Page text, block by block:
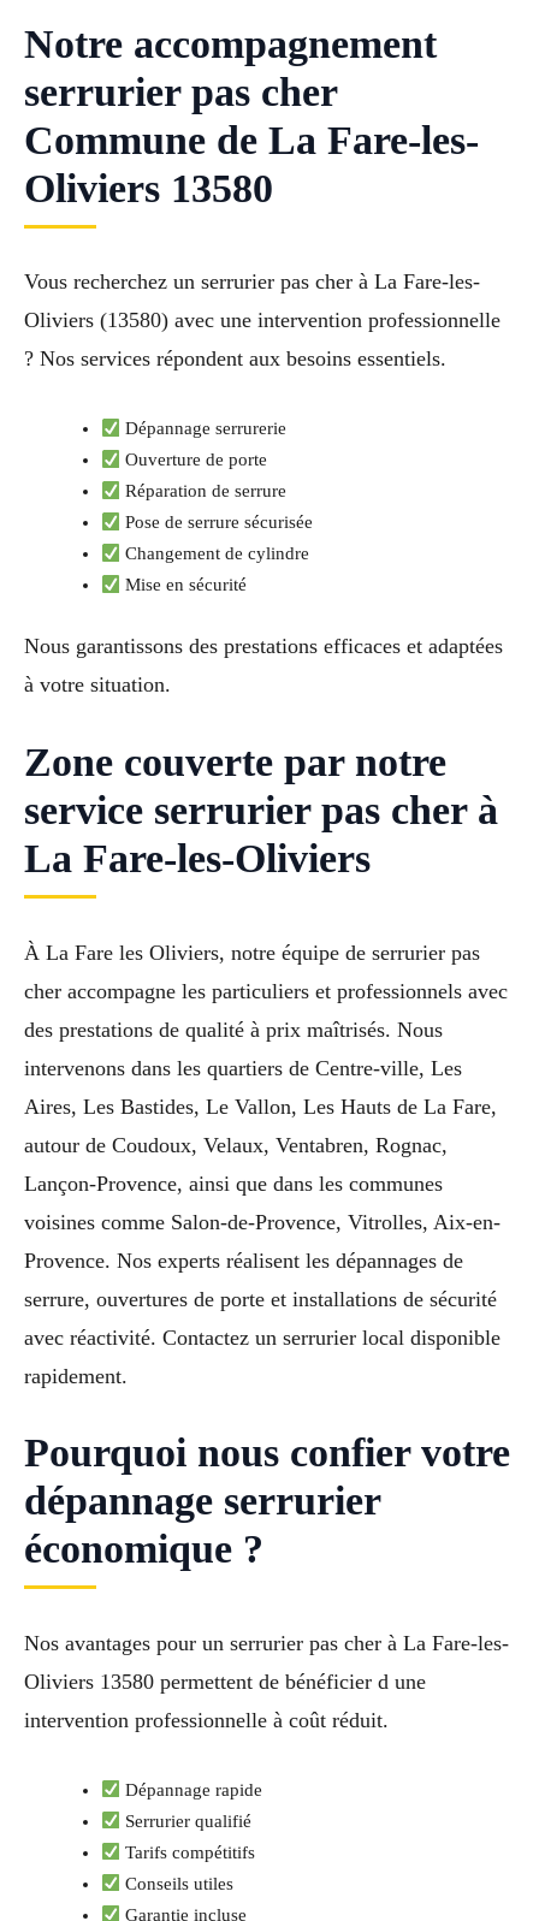
Notre accompagnement
serrurier pas cher
Commune de La Fare-les-
Oliviers 13580
Vous recherchez un serrurier pas cher à La Fare-les-
Oliviers (13580) avec une intervention professionnelle
? Nos services répondent aux besoins essentiels.
Dépannage serrurerie
Ouverture de porte
Réparation de serrure
Pose de serrure sécurisée
Changement de cylindre
Mise en sécurité
Nous garantissons des prestations efficaces et adaptées
à votre situation.
Zone couverte par notre
service serrurier pas cher à
La Fare-les-Oliviers
À La Fare les Oliviers, notre équipe de serrurier pas
cher accompagne les particuliers et professionnels avec
des prestations de qualité à prix maîtrisés. Nous
intervenons dans les quartiers de Centre-ville, Les
Aires, Les Bastides, Le Vallon, Les Hauts de La Fare,
autour de Coudoux, Velaux, Ventabren, Rognac,
Lançon-Provence, ainsi que dans les communes
voisines comme Salon-de-Provence, Vitrolles, Aix-en-
Provence. Nos experts réalisent les dépannages de
serrure, ouvertures de porte et installations de sécurité
avec réactivité. Contactez un serrurier local disponible
rapidement.
Pourquoi nous confier votre
dépannage serrurier
économique ?
Nos avantages pour un serrurier pas cher à La Fare-les-
Oliviers 13580 permettent de bénéficier d une
intervention professionnelle à coût réduit.
Dépannage rapide
Serrurier qualifié
Tarifs compétitifs
Conseils utiles
Garantie incluse